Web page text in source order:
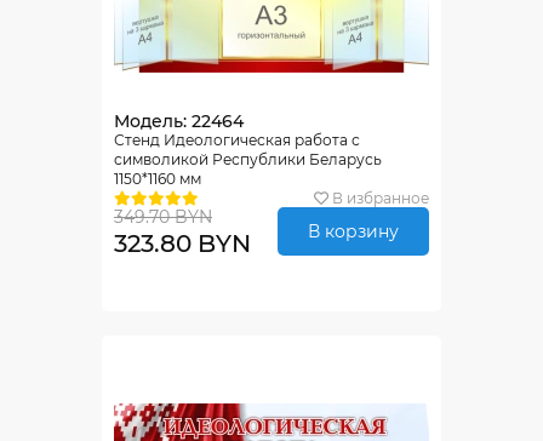
Модель: 22464
Стенд Идеологическая работа с
символикой Республики Беларусь
1150*1160 мм
В избранное
349.70 BYN
323.80 BYN В корзину